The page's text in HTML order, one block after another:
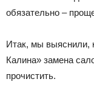
обязательно –
Итак, мы выяснили,
Калина» замена
прочистить.